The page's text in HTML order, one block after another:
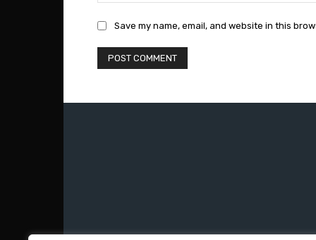
Save my name, email, and website in this